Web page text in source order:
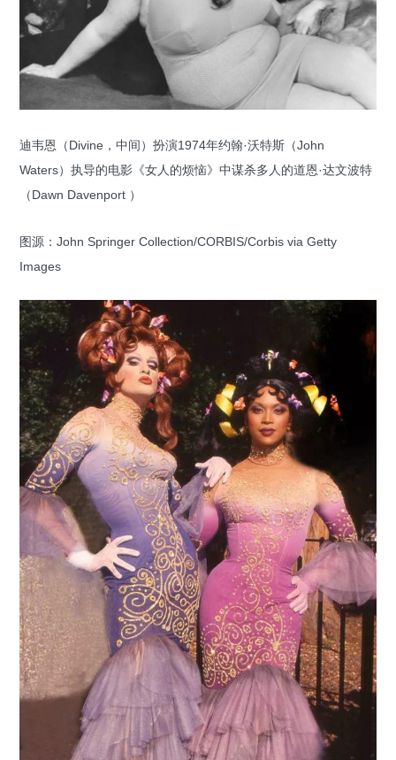
迪韦恩（Divine，中间）扮演1974年约翰·沃特斯（John
Waters）执导的电影《女人的烦恼》中谋杀多人的道恩·达文波特
（Dawn Davenport ）
图源：John Springer Collection/CORBIS/Corbis via Getty
Images